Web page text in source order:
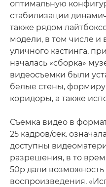
оптимальную
стабилизации
также рядом
модели, в том числе
уличного кастинга,
началась «сборка»
видеосъемки были
белые стены,
коридоры, а также
Съемка видео в
25 кадров/сек.
доступны
разрешения, в то
50p дали
воспроизведения.